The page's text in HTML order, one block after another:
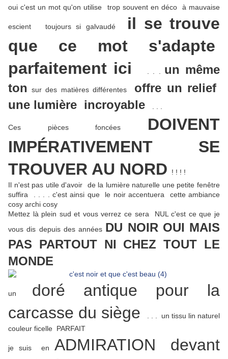
oui c'est un mot qu'on utilise trop souvent en déco à mauvaise
escient toujours si galvaudé
il se trouve
que ce mot s'adapte
parfaitement ici
un même
ton sur des matières différentes offre un relief
une lumière incroyable
Ces pièces foncées
DOIVENT
IMPÉRATIVEMENT SE
TROUVER AU NORD ! ! ! !
Il n'est pas utile d'avoir de la lumière naturelle une petite fenêtre
suffira . . . . c'est ainsi que le noir accentuera cette ambiance
cosy archi cosy
Mettez là plein sud et vous verrez ce sera NUL c'est ce que je
vous dis depuis des années DU NOIR OUI MAIS
PAS PARTOUT NI CHEZ TOUT LE
MONDE
un doré antique pour la
carcasse du siège
. . . un tissu lin naturel
couleur ficelle PARFAIT
je suis en ADMIRATION devant